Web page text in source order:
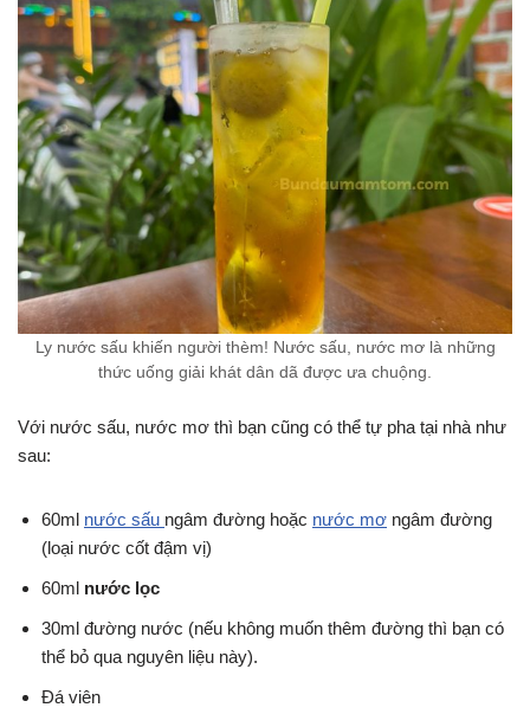
Ly nước sấu khiến người thèm! Nước sấu, nước mơ là những
thức uống giải khát dân dã được ưa chuộng.
Với nước sấu, nước mơ thì bạn cũng có thể tự pha tại nhà như
sau:
60ml nước sấu ngâm đường hoặc nước mơ ngâm đường
(loại nước cốt đậm vị)
60ml nước lọc
30ml đường nước (nếu không muốn thêm đường thì bạn có
thể bỏ qua nguyên liệu này).
Đá viên